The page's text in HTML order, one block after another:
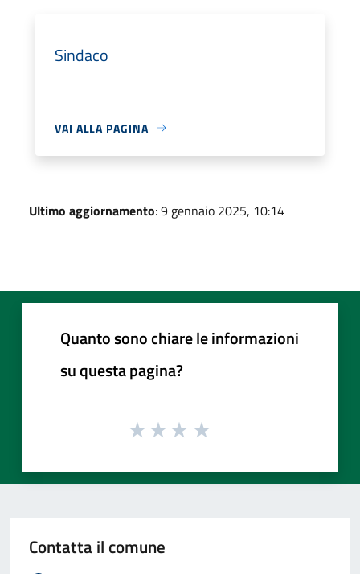
Sindaco
VAI ALLA PAGINA
Ultimo aggiornamento: 9 gennaio 2025, 10:14
Quanto sono chiare le informazioni
su questa pagina?
Contatta il comune